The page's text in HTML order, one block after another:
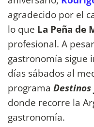
agradecido por el
lo que La Peña de
profesional. A
gastronomía sigue
días sábados al
programa Destinos
donde recorre la
gastronomía.